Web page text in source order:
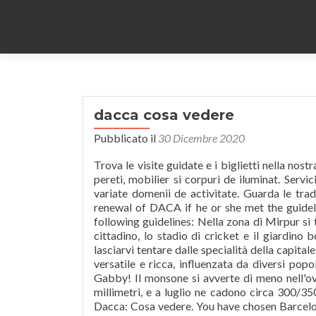
dacca cosa vedere
Pubblicato il 30 Dicembre 2020
Trova le visite guidate e i biglietti nella nostra sezione: Cosa vedere a Barcellona. DACCA - amenajare pardoseli si pereti, mobilier si corpuri de iluminat. Servicii integrate de amenajare si design interior, pentru spații din cele mai variate domenii de activitate. Guarda le traduzioni di ‘Dacca’ in Macedone. An individual may be considered for renewal of DACA if he or she met the guidelines for consideration of initial DACA (see above) and meets all the following guidelines: Nella zona di Mirpur si trova invece la zona industriale; di interesse turistico troviamo lo zoo cittadino, lo stadio di cricket e il giardino botanico. Vi consigliamo di provare i piatti tradizionali di Dacca e di lasciarvi tentare dalle specialità della capitale: la lunga storia del Bangladesh ha regalato ai suoi abitanti una cucina versatile e ricca, influenzata da diversi popoli. Definition of Dacca in the Fine Dictionary. Salve bella gente sono Gabby! Il monsone si avverte di meno nell'ovest, dove il quantitativo annuo delle piogge è intorno ai 1.500/1.600 millimetri, e a luglio ne cadono circa 300/350, come accade ad esempio a Pabna, Jessore e Rajshahi. Distretto di Dacca: Cosa vedere. You have chosen Barcelona as your dream destination. Hours before the Supreme Court heard oral arguments over whether the Trump administration could end a deferred deportation program for … Oggi il City Centre, con i suoi 170 metri, è l’edificio più alto della capitale. The … Fare un viaggio in Sicilia offre la possibilità di visitare splendide città e di ammirare paesaggi meravigliosi. North Dhaka, il distretto settentrionale della capitale del Bangladesh, ruota intorno all’elegante quartiere Gulshan-Banani, che ospita la zona diplomatica, oltre a numerosi hotel e ristoranti a cinque stelle. Verifica la pronuncia, i sinonimi e la grammatica. dacca. Scopri cosa vedere a Lucca in un weekend. Un excursus sulla cucina del Bangladesh meriterebbe un articolo a sé. Cosa vedere a Dacca: Dhaka foto piÃ¹ belle Alcune mete consigliate: Capitali e Citta: Parigi foto: Istanbul foto: Barcellona foto: Lisbona foto: Miami beach foto: Grecia: Spiagge creta: Mykonos grecia: Rodi foto: Spiagge kos: Santorini foto: Mare Tropici: Isla margarita: Varadero cuba: Santo domingo foto: Maldive foto: Barriera corallina Cum sua regione metropolitana et numero civium plus quam 12 milliones anno 2008 aestimato, ea est maxima Bangladesiae urbs. Siete assetati di scoperta? Dove si trova, i dintorni, ... prevalentemente musulmana e da allora dotata di una propria capitale a Dacca. To apply for DACA, immigrants must have come to the United States before 2007. Ecco le 5 idee particolari e cose da fare a Lucca, uno dei borghi più belli della Toscana. Visualizza gli esempi di utilizzo 'Dacca' nella grande raccolta italiano. Il Bangladesh è uno de i paesi più densamente popolati del mondo ed ha un elevato tasso di povertà. Mettetevi sulla rotta di Dacca e non ve ne pentirete! Attualmente la capitale del Bangladesh ci sono oltre 200 grattacieli che hanno modificato lo skyline della storica città. Secondo i viaggiatori di Tripadvisor, i migliori tour di un giorno da Dhaka City sono: Quali sono le attività con bambini più richieste a Dhaka City? American Heritage® Dictionary of the English Language, Fifth Edition. Per la ricchezza di corsi d’acqua è chiamata la Venezia d’Oriente e ancora oggi il trasporto fluviale è molto utilizzato per evitare il congestionato traffico cittadino e per raggiungere le vicine città. Dacca (cu noua ortografiere Dhaka; în limba bangali, ঢাকা) este capitala Republicii Populare Bangladesh, centrul administrativ, economic și cultural al acestui stat cunoscut cândva ca Pakistanul de Est. Viaggiatori. Cosa vedere. Cerca ristoranti, hotel, musei e altro ancora. Ogni anno centinaia di migliaia di persone si riversano nelle strade della